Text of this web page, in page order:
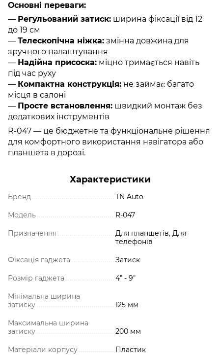
Основні переваги:
— Регульований затиск: ширина фіксації від 12
до 19 см
— Телескопічна ніжка: змінна довжина для
зручного налаштування
— Надійна присоска: міцно тримається навіть
під час руху
— Компактна конструкція: не займає багато
місця в салоні
— Просте встановлення: швидкий монтаж без
додаткових інструментів
R-047 — це бюджетне та функціональне рішення
для комфортного використання навігатора або
планшета в дорозі.
Характеристики
Бренд TN Auto
Модель R-047
Призначення
Для планшетів, Для
телефонів
Фіксація гаджета Затиск
Розмір гаджета 4" - 9"
Мінімальна ширина
затиску
125 мм
Максимальна ширина
затиску
200 мм
Матеріали корпусу Пластик